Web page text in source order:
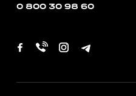
0 800 30 98 60